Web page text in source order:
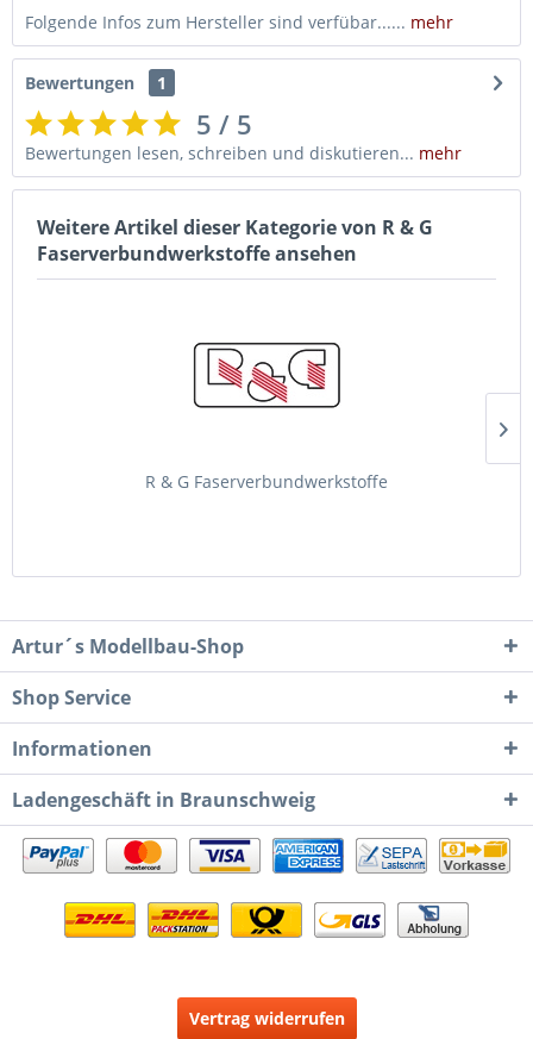
Folgende Infos zum Hersteller sind verfübar...... mehr
Bewertungen 1
5 / 5
Bewertungen lesen, schreiben und diskutieren... mehr
Weitere Artikel dieser Kategorie von R & G
Faserverbundwerkstoffe ansehen
R & G Faserverbundwerkstoffe
Artur´s Modellbau-Shop
Shop Service
Informationen
Ladengeschäft in Braunschweig
Vertrag widerrufen